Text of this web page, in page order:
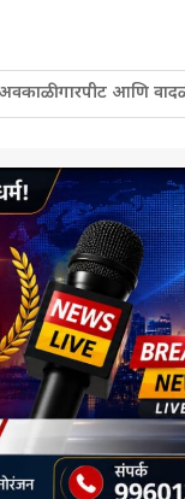
आणि वादळी पावसाने